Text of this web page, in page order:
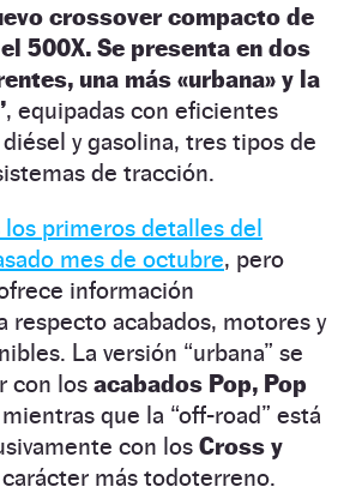
crossover compacto de
500X. Se presenta en dos
una más «urbana» y la
, equipadas con eficientes
y gasolina, tres tipos de
de tracción.
primeros detalles del
mes de octubre, pero
información
respecto acabados, motores y
La versión “urbana” se
con los acabados Pop, Pop
que la “off-road” está
con los Cross y
más todoterreno.